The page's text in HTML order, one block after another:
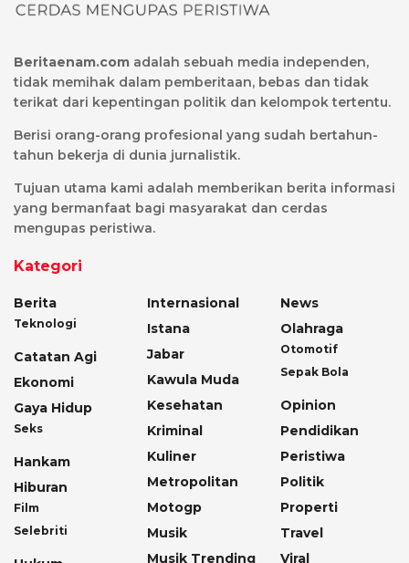
Beritaenam.com adalah sebuah media independen,
tidak memihak dalam pemberitaan, bebas dan tidak
terikat dari kepentingan politik dan kelompok tertentu.
Berisi orang-orang profesional yang sudah bertahun-
tahun bekerja di dunia jurnalistik.
Tujuan utama kami adalah memberikan berita informasi
yang bermanfaat bagi masyarakat dan cerdas
mengupas peristiwa.
Kategori
Berita
Teknologi
Catatan Agi
Ekonomi
Gaya Hidup
Seks
Hankam
Hiburan
Film
Selebriti
Internasional
Istana
Jabar
Kawula Muda
Kesehatan
Kriminal
Kuliner
Metropolitan
Motogp
Musik
Musik Trending
News
Olahraga
Otomotif
Sepak Bola
Opinion
Pendidikan
Peristiwa
Politik
Properti
Travel
Viral